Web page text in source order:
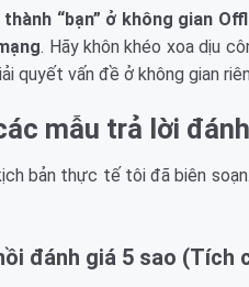
thành “bạn” ở không gian
. Hãy khôn khéo xoa dịu
quyết vấn đề ở không gian
mẫu trả lời
bản thực tế tôi đã biên
đánh giá 5 sao (Tích